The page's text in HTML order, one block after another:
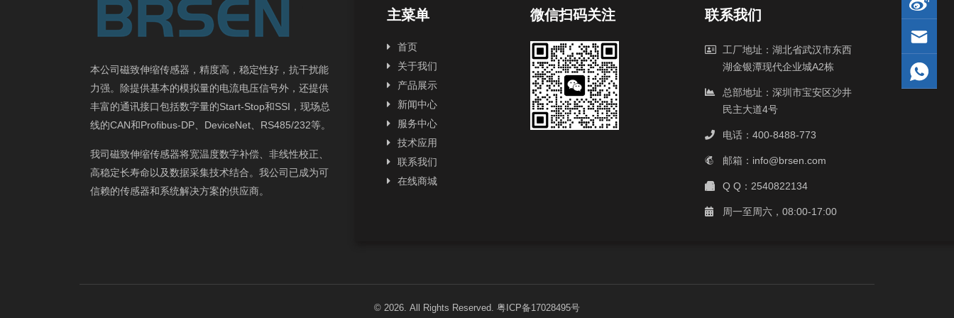
本公司磁致伸缩传感器，精度高，稳定性好，抗干扰能
力强。除提供基本的模拟量的电流电压信号外，还提供
丰富的通讯接口包括数字量的Start-Stop和SSI，现场总
线的CAN和Profibus-DP、DeviceNet、RS485/232等。
我司磁致伸缩传感器将宽温度数字补偿、非线性校正、
高稳定长寿命以及数据采集技术结合。我公司已成为可
信赖的传感器和系统解决方案的供应商。
主菜单
首页
关于我们
产品展示
新闻中心
服务中心
技术应用
联系我们
在线商城
微信扫码关注 联系我们
工厂地址：湖北省武汉市东西
湖金银潭现代企业城A2栋
总部地址：深圳市宝安区沙井
民主大道4号
电话：400-8488-773
邮箱：info@brsen.com
Q Q：2540822134
周一至周六，08:00-17:00
© 2026. All Rights Reserved. 粤ICP备17028495号